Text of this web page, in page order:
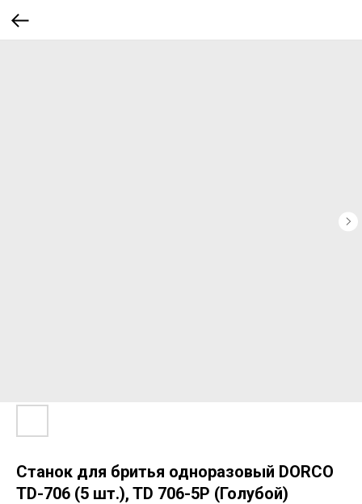
Станок для бритья одноразовый DORCO
TD-706 (5 шт.), TD 706-5P (Голубой)